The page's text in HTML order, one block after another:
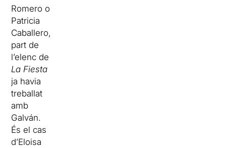
Romero o
Patricia
Caballero,
part de
l’elenc de
La Fiesta
ja havia
treballat
amb
Galván.
És el cas
d’Eloisa